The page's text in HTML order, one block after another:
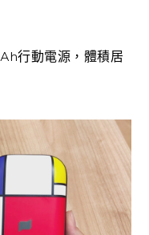
行動電源，體積居